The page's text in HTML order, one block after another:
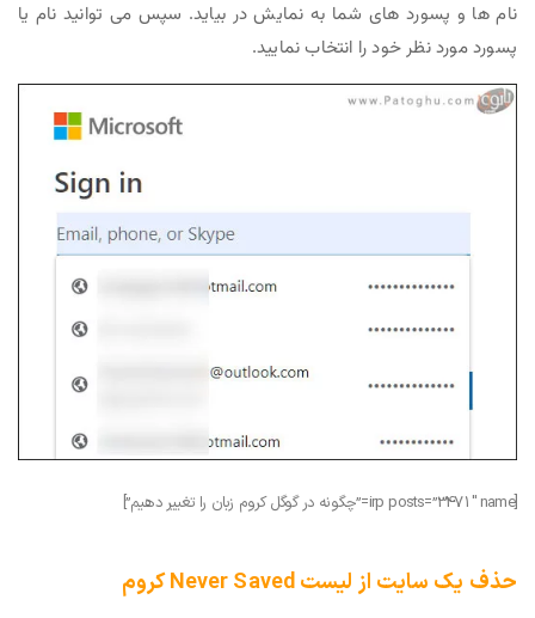
نام ها و پسورد های شما به نمایش در بیاید. سپس می توانید نام یا
پسورد مورد نظر خود را انتخاب نمایید.
[irp posts=”3471″ name=”چگونه در گوگل کروم زبان را تغییر دهیم”]
حذف یک سایت از لیست Never Saved کروم